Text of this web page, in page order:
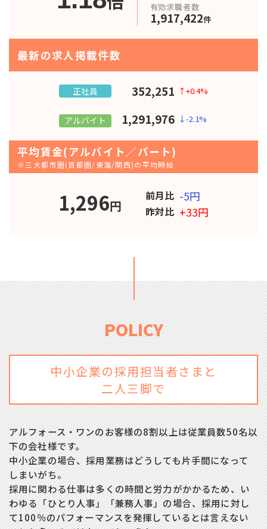
有効求職者数
1,917,422件
最新の求人掲載件数
正社員 352,251 ↑+0.4%
アルバイト 1,291,976 ↓-2.1%
平均賃金(アルバイト／パート)
※三大都市圏(首都圏/東海/関西)の平均時給
1,296円
前月比 -5円
昨対比 +33円
POLICY
中小企業の採用担当者さまと
二人三脚で
アルフォース・ワンのお客様の8割以上は従業員数50名以
下の会社様です。
中小企業の場合、採用業務はどうしても片手間になって
しまいがち。
採用に関わる仕事は多くの時間と労力がかかるため、い
わゆる「ひとり人事」「兼務人事」の場合、採用に対し
て100％のパフォーマンスを発揮しているとは言えない